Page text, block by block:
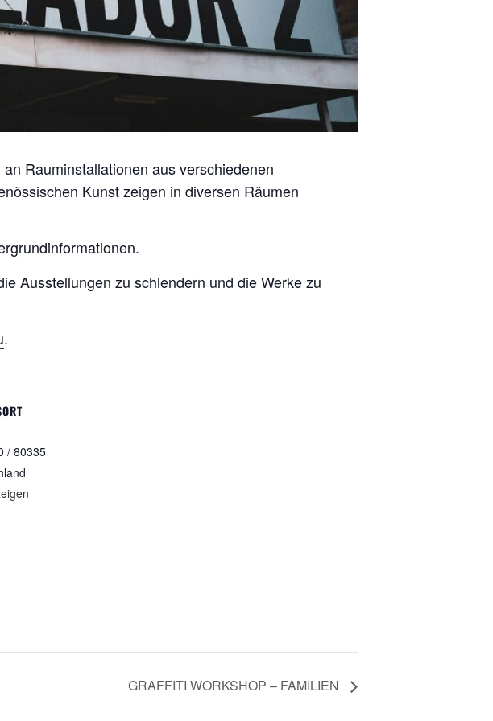
Rauminstallationen aus verschiedenen
Kunst zeigen in diversen Räumen
Ausstellungen zu schlendern und die Werke zu
.
/ 80335
GRAFFITI WORKSHOP – FAMILIEN